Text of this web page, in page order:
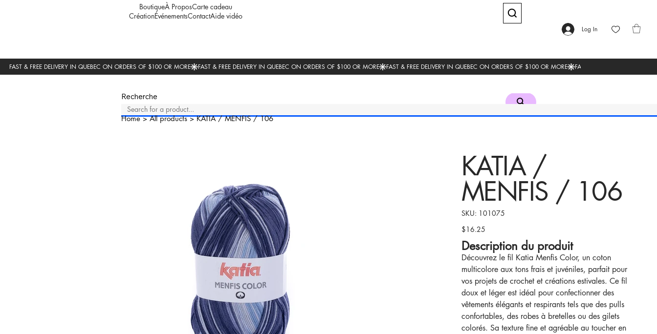
BoutiqueÀ ProposCarte cadeau
CréationÉvénementsContactAide vidéo
Log In
Recherche
Home>All products>KATIA / MENFIS / 106
KATIA /
MENFIS / 106
SKU:
SKU
101075
101075
Price
$16.25
Description du produit
Découvrez le fil Katia Menfis Color, un coton
multicolore aux tons frais et juvéniles, parfait pour
vos projets de crochet et créations estivales. Ce fil
doux et léger est idéal pour confectionner des
vêtements élégants et respirants tels que des pulls
confortables, des robes à bretelles ou des gilets
colorés. Sa texture fine et agréable au toucher en